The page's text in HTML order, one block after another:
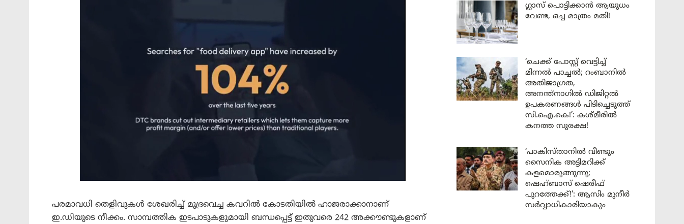
പരമാവധി തെളിവുകൾ ശേഖരിച്ച് മുദ്രവെച്ച കവറിൽ കോടതിയിൽ ഹാജരാക്കാനാണ്
ഇ.ഡിയുടെ നീക്കം. സാമ്പത്തിക ഇടപാടുകളുമായി ബന്ധപ്പെട്ട് ഇതുവരെ 242 അക്കൗണ്ടുകളാണ്
ഗ്ലാസ് പൊട്ടിക്കാൻ ആയുധം
വേണ്ട, ഒച്ച മാത്രം മതി!
‘ചെക്ക് പോസ്റ്റ് വെട്ടിച്ച്
മിന്നൽ പാച്ചൽ; റംബാനിൽ
അതിജാഗ്രത,
അനന്ത്നാഗിൽ ഡിജിറ്റൽ
ഉപകരണങ്ങൾ പിടിച്ചെടുത്ത്
സി.ഐ.കെ!’: കശ്മീരിൽ
കനത്ത സുരക്ഷ!
‘പാകിസ്താനിൽ വീണ്ടും
സൈനിക അട്ടിമറിക്ക്
കളമൊരുങ്ങുന്നു;
ഷെഹ്ബാസ് ഷെരീഫ്
പുറത്തേക്ക്!’: ആസിം മുനീർ
സർവ്വാധികാരിയാകും